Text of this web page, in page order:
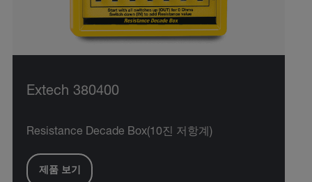
Extech 380400
Resistance Decade Box(10진 저항계)
제품 보기